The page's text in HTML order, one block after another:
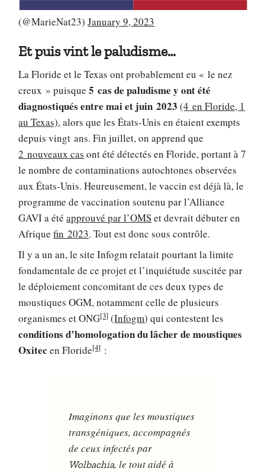
(@MarieNat23)January 9, 2023
Et puis vint le paludisme…
La Floride et le Texas ont probablement eu « le nez
creux » puisque5 cas de paludisme y ont été
diagnostiqués entre mai et juin 2023 (4 en Floride, 1
au Texas), alors que les États-Unis en étaient exempts
depuis vingt ans. Fin juillet, on apprend que
2 nouveaux cas ont été détectés en Floride, portant à 7
le nombre de contaminations autochtones observées
aux États-Unis. Heureusement, le vaccin est déjà là, le
programme de vaccination soutenu par l’Alliance
GAVI a étéapprouvé par l’OMSet devrait débuter en
Afriquefin 2023. Tout est donc sous contrôle.
Il y a un an, le site Infogm relatait pourtant la limite
fondamentale de ce projet et l’inquiétude suscitée par
le déploiement concomitant de ces deux types de
moustiques OGM, notamment celle de plusieurs
organismes et ONG[3] (Infogm) qui contestent les
conditions d’homologation du lâcher de moustiques
Oxitec en Floride[4] :
Imaginons que les moustiques
transgéniques, accompagnés
de ceux infectés par
Wolbachia, le tout aidé à